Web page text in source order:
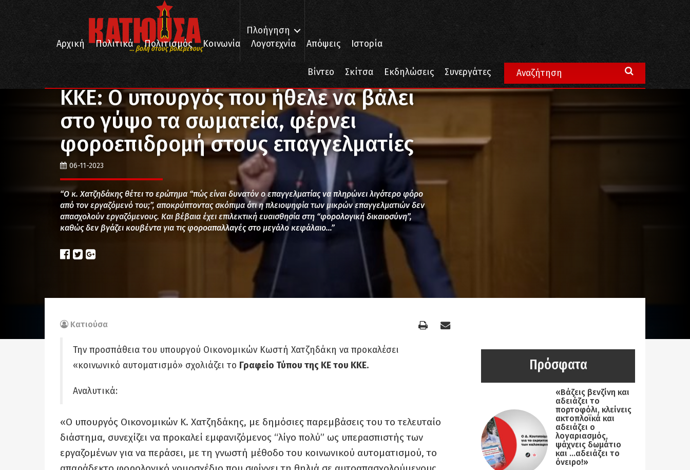
... βολή στους βολεμένους
Πλοήγηση
Αρχική
Πολιτικά Πολιτισμός Κοινωνία Λογοτεχνία Απόψεις Ιστορία
Βίντεο Σκίτσα Εκδηλώσεις Συνεργάτες
Πολιτικά ΚΚΕ: Ο υπουργός που ήθελε να βάλει στο γύψο τα σωματεία, φέρνει φοροεπιδρομή στους επαγγελματίες
ΚΚΕ: Ο υπουργός που ήθελε να βάλει
στο γύψο τα σωματεία, φέρνει
φοροεπιδρομή στους επαγγελματίες
06-11-2023
“Ο κ. Χατζηδάκης θέτει το ερώτημα “πώς είναι δυνατόν ο επαγγελματίας να πληρώνει λιγότερο φόρο
από τον εργαζόμενό του;”, αποκρύπτοντας σκόπιμα ότι η πλειοψηφία των μικρών επαγγελματιών δεν
απασχολούν εργαζόμενους. Και βέβαια έχει επιλεκτική ευαισθησία στη “φορολογική δικαιοσύνη”,
καθώς δεν βγάζει κουβέντα για τις φοροαπαλλαγές στο μεγάλο κεφάλαιο…”
Κατιούσα
Την προσπάθεια του υπουργού Οικονομικών Κωστή Χατζηδάκη να προκαλέσει
«κοινωνικό αυτοματισμό» σχολιάζει το Γραφείο Τύπου της ΚΕ του ΚΚΕ.
Αναλυτικά:
«Ο υπουργός Οικονομικών Κ. Χατζηδάκης, με δημόσιες παρεμβάσεις του το τελευταίο
διάστημα, συνεχίζει να προκαλεί εμφανιζόμενος “λίγο πολύ” ως υπερασπιστής των
εργαζομένων για να περάσει, με τη γνωστή μέθοδο του κοινωνικού αυτοματισμού, το
Πρόσφατα
«Βάζεις βενζίνη και
αδειάζει το
πορτοφόλι, κλείνεις
ακτοπλοϊκά και
αδειάζει ο
λογαριασμός,
ψάχνεις δωμάτιο
και …αδειάζει το
όνειρο!»